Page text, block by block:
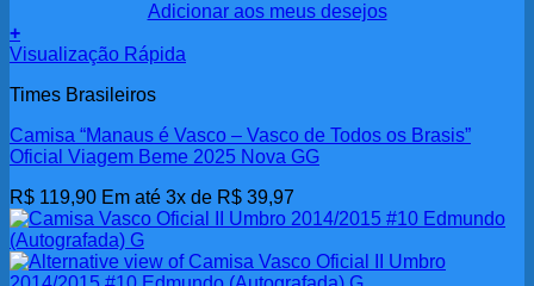
Adicionar aos meus desejos
+
Visualização Rápida
Times Brasileiros
Camisa “Manaus é Vasco – Vasco de Todos os Brasis”
Oficial Viagem Beme 2025 Nova GG
R$ 119,90 Em até 3x de R$ 39,97